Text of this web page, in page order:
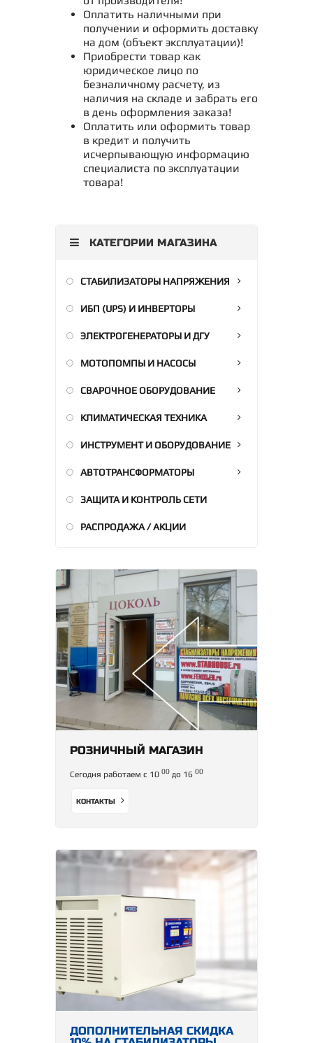
Оплатить наличными при
получении и оформить доставку
на дом (объект эксплуатации)!
Приобрести товар как
юридическое лицо по
безналичному расчету, из
наличия на складе и забрать его
в день оформления заказа!
Оплатить или оформить товар
в кредит и получить
исчерпывающую информацию
специалиста по эксплуатации
товара!
КАТЕГОРИИ МАГАЗИНА
СТАБИЛИЗАТОРЫ НАПРЯЖЕНИЯ
ИБП (UPS) И ИНВЕРТОРЫ
ЭЛЕКТРОГЕНЕРАТОРЫ И ДГУ
МОТОПОМПЫ И НАСОСЫ
СВАРОЧНОЕ ОБОРУДОВАНИЕ
КЛИМАТИЧЕСКАЯ ТЕХНИКА
ИНСТРУМЕНТ И ОБОРУДОВАНИЕ
АВТОТРАНСФОРМАТОРЫ
ЗАЩИТА И КОНТРОЛЬ СЕТИ
РАСПРОДАЖА / АКЦИИ
РОЗНИЧНЫЙ МАГАЗИН
Сегодня работаем с 10 00 до 16 00
КОНТАКТЫ
ДОПОЛНИТЕЛЬНАЯ СКИДКА